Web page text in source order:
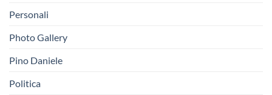
Personali
Photo Gallery
Pino Daniele
Politica